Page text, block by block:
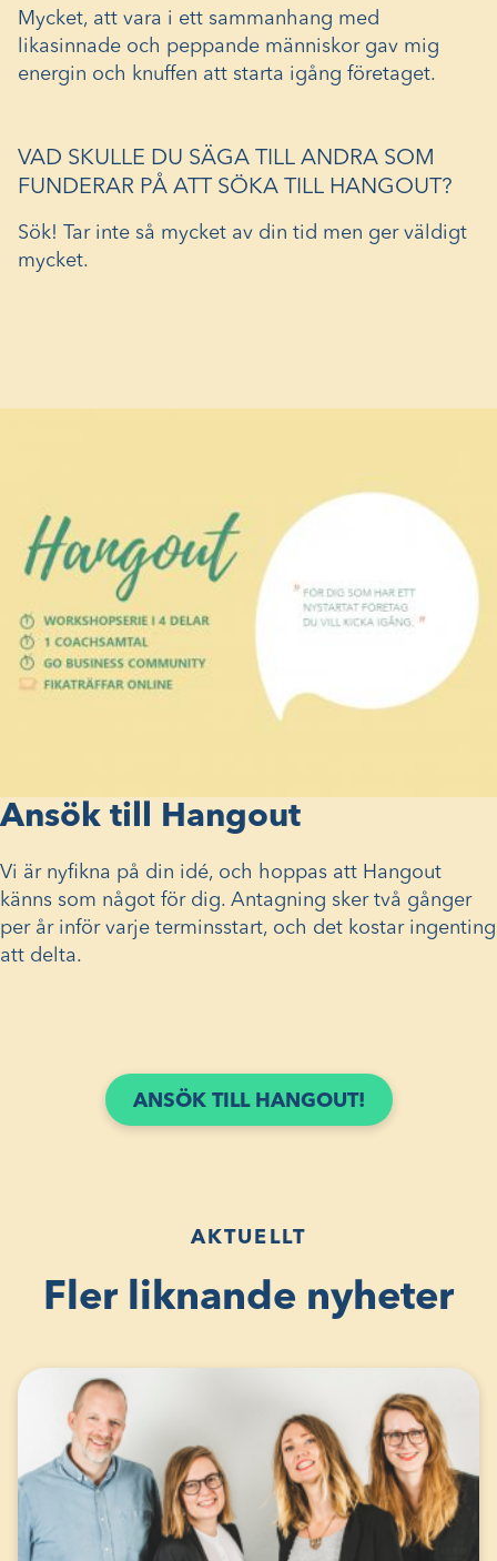
Mycket, att vara i ett sammanhang med
likasinnade och peppande människor gav mig
energin och knuffen att starta igång företaget.
VAD SKULLE DU SÄGA TILL ANDRA SOM
FUNDERAR PÅ ATT SÖKA TILL HANGOUT?
Sök! Tar inte så mycket av din tid men ger väldigt
mycket.
Ansök till Hangout
Vi är nyfikna på din idé, och hoppas att Hangout
känns som något för dig. Antagning sker två gånger
per år inför varje terminsstart, och det kostar ingenting
att delta.
ANSÖK TILL HANGOUT!
AKTUELLT
Fler liknande nyheter